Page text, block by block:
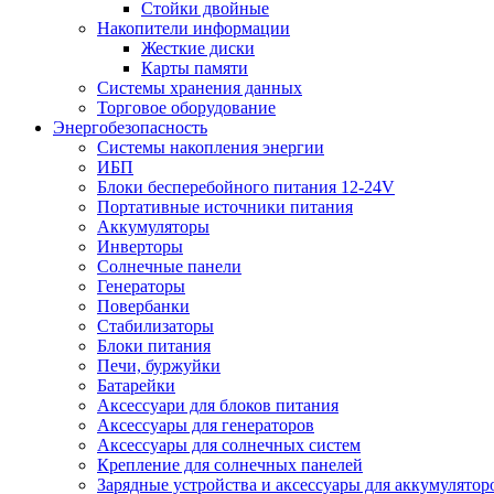
Стойки двойные
Накопители информации
Жесткие диски
Карты памяти
Системы хранения данных
Торговое оборудование
Энергобезопасность
Системы накопления энергии
ИБП
Блоки бесперебойного питания 12-24V
Портативные источники питания
Аккумуляторы
Инверторы
Солнечные панели
Генераторы
Повербанки
Стабилизаторы
Блоки питания
Печи, буржуйки
Батарейки
Аксессуари для блоков питания
Аксессуары для генераторов
Аксессуары для солнечных систем
Крепление для солнечных панелей
Зарядные устройства и аксессуары для